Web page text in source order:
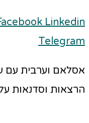
Linkedin
Telegram
אסלאם וערבית עם
הרצאות וסדנאות